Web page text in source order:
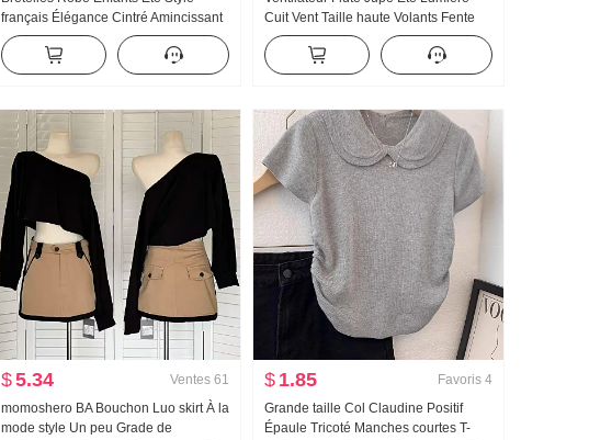
français Élégance Cintré Amincissant
Robe débardeur Mini-jupe
Cuit Vent Taille haute Volants Fente
Noir Pois Jupe mi-longue Jours Soie
Oblique Épaule Vêtements
$5.34 Ventes 61
momoshero BA Bouchon Luo skirt À la
mode style Un peu Grade de
$ 1.85 Favoris 4
Grande taille Col Claudine Positif
Épaule Tricoté Manches courtes T-